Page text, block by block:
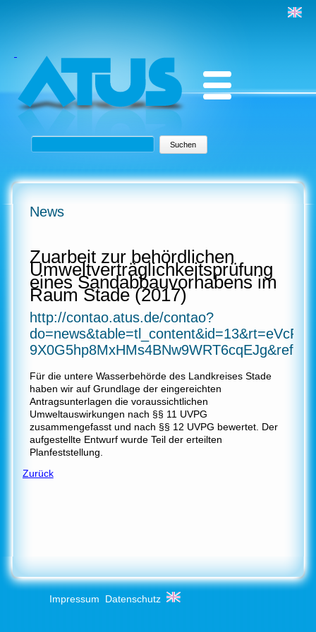
Suchbegriffe Suchen
News
Zuarbeit zur behördlichen
Umweltverträglichkeitsprüfung
eines Sandabbauvorhabens im
Raum Stade (2017)
http://contao.atus.de/contao?
Für die untere Wasserbehörde des Landkreises Stade
haben wir auf Grundlage der eingereichten
Antragsunterlagen die voraussichtlichen
Umweltauswirkungen nach §§ 11 UVPG
zusammengefasst und nach §§ 12 UVPG bewertet. Der
aufgestellte Entwurf wurde Teil der erteilten
Planfeststellung.
Zurück
Impressum Datenschutz